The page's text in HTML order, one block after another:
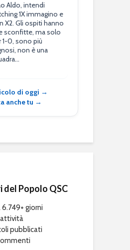
Aldo, intendi
1X immagino e
X2. Gli ospiti hanno
sconfitte, ma solo
1-0, sono più
non è una
di oggi →
anche tu →
del Popolo QSC
giorni
attività
pubblicati